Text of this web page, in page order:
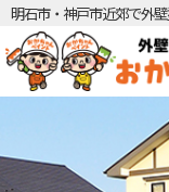
明石市・神戸市近郊で外